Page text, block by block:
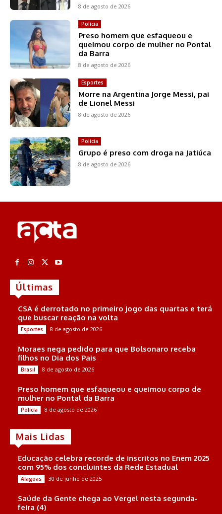
8 de agosto de 2026
Polícia
Preso homem que esfaqueou e
queimou corpo de mulher no Pontal
da Barra
8 de agosto de 2026
Esportes
Morre na Argentina Jorge Messi, pai
de Lionel Messi
8 de agosto de 2026
Polícia
Grupo é preso com droga na Jatiúca
8 de agosto de 2026
Últimas
CSA é derrotado no primeiro jogo das quartas e terá
que buscar reação na volta
Esportes 8 de agosto de 2026
Moraes nega pedido para que Bolsonaro receba
filhos no Dia dos Pais
Brasil 8 de agosto de 2026
Preso homem que esfaqueou e queimou corpo de
mulher no Pontal da Barra
Polícia 8 de agosto de 2026
Mais Lidas
Educação celebra recorde de inscritos no Enem 2025
com 95% dos concluintes da Rede Estadual
Alagoas 30 de junho de 2025
Saúde da Gente chega ao Vergel nesta segunda-
feira (4)